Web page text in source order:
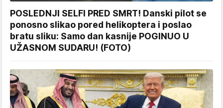
POSLEDNJI SELFI PRED SMRT! Danski pilot se
ponosno slikao pored helikoptera i poslao
bratu sliku: Samo dan kasnije POGINUO U
UŽASNOM SUDARU! (FOTO)